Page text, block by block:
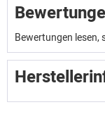
Bewertungen lesen,